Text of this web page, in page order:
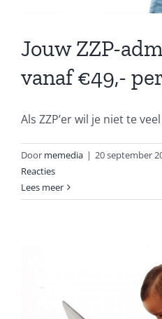
Jouw ZZP-
vanaf €49,-
Als ZZP’er wil je niet te
Door memedia | 20 september
Reacties
Lees meer